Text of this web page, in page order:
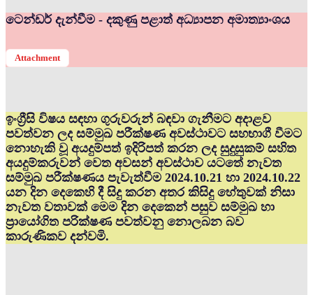
ටෙන්ඩර් දැන්වීම - දකුණු පළාත් අධ්‍යාපන අමාත්‍යාංශය
Attachment
ඉංග්‍රීසි විෂය සඳහා ගුරුවරුන් බඳවා ගැනීමට අදාළව
පවත්වන ලද සම්මුඛ පරීක්ෂණ අවස්ථාවට සහභාගී වීමට
නොහැකි වූ අයදුම්පත් ඉදිරිපත් කරන ලද සුදුසුකම් සහිත
අයදුම්කරුවන් වෙත අවසන් අවස්ථාව යටතේ නැවත
සම්මුඛ පරීක්ෂණය පැවැත්වීම 2024.10.21 හා 2024.10.22
යන දින දෙකෙහි දී සිදු කරන අතර කිසිදු හේතුවක් නිසා
නැවත වතාවක් මෙම දින දෙකෙන් පසුව සම්මුඛ හා
ප්‍රායෝගිත පරික්ෂණ පවත්වනු නොලබන බව
කාරුණිකව දන්වමි.